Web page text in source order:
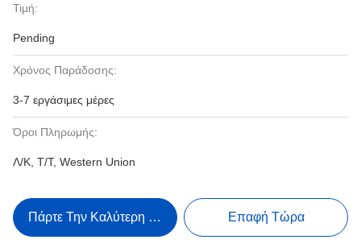
Τιμή:
Pending
Χρόνος Παράδοσης:
3-7 εργάσιμες μέρες
Όροι Πληρωμής:
Λ/Κ, Τ/Τ, Western Union
Πάρτε Την Καλύτερη Τιμή Επαφή Τώρα